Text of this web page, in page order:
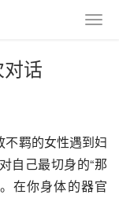
话
不羁的女性遇到妇
自己最切身的“那
在你身体的器官